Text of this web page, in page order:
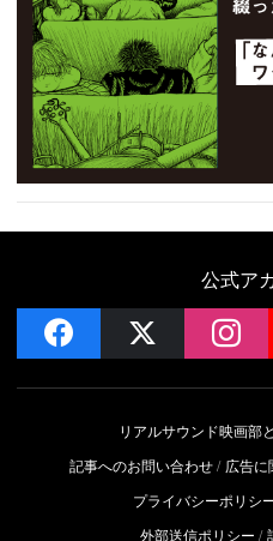
公式ア
facebook
リアルサウンド映画部
記事へのお問い合わせ
広告
プライバシーポリシ
外部送信ポリシー